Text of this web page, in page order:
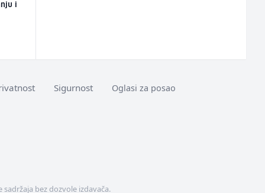
i
Sigurnost Oglasi za posao
bez dozvole izdavača.